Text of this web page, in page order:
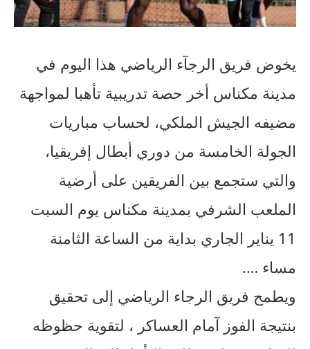
يخوض فريق الرجآء الرياضي هذا اليوم في
مدينة مكناس أخر حصة تدريبية تأهبا لمواجهة
مضيفه الجيش الملكي، لحساب مباريات
الجولة الخامسة من دوري أبطال إفريقيا،
والتي ستجمع بين الفريقين على أرضية
الملعب الشرفي بمدينة مكناس يوم السبت
11 يناير الجاري بداية من الساعة الثامنة
مساء ….
‏‎ويطمح فريق الرجاء الرياضي إلى تحقيق
بنتيجة الفوز آمام العساكر ، لتقوية حظوظه